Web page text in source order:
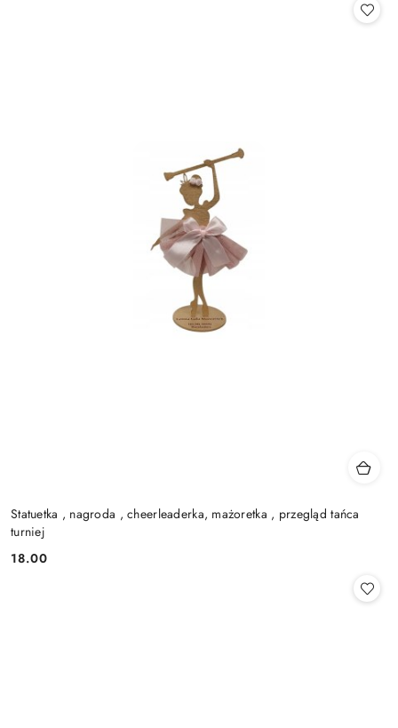
Statuetka , nagroda , cheerleaderka, mażoretka , przegląd tańca
turniej
Cena:
18.00